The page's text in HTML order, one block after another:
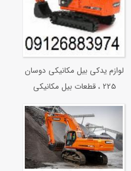
لوازم یدکی بیل مکانیکی دوسان
225 ، قطعات بیل مکانیکی